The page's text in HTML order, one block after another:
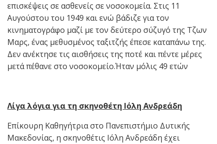
επισκέψεις σε ασθενείς σε νοσοκομεία. Στις 11
Αυγούστου του 1949 και ενώ βάδιζε για τον
κινηματογράφο μαζί με τον δεύτερο σύζυγό της Τζων
Μαρς, ένας μεθυσμένος ταξιτζής έπεσε καταπάνω της.
Δεν ανέκτησε τις αισθήσεις της ποτέ και πέντε μέρες
μετά πέθανε στο νοσοκομείο.Ήταν μόλις 49 ετών
Λίγα λόγια για τη σκηνοθέτη Ιόλη Ανδρεάδη
Επίκουρη Καθηγήτρια στο Πανεπιστήμιο Δυτικής
Μακεδονίας, η σκηνοθέτις Ιόλη Ανδρεάδη έχει